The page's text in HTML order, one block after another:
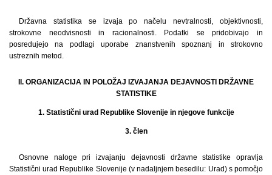
Državna statistika se izvaja po načelu nevtralnosti, objektivnosti,
strokovne neodvisnosti in racionalnosti. Podatki se pridobivajo in
posredujejo na podlagi uporabe znanstvenih spoznanj in strokovno
ustreznih metod.
II. ORGANIZACIJA IN POLOŽAJ IZVAJANJA DEJAVNOSTI DRŽAVNE
STATISTIKE
1. Statistični urad Republike Slovenije in njegove funkcije
3. člen
Osnovne naloge pri izvajanju dejavnosti državne statistike opravlja
Statistični urad Republike Slovenije (v nadaljnjem besedilu: Urad) s pomočjo